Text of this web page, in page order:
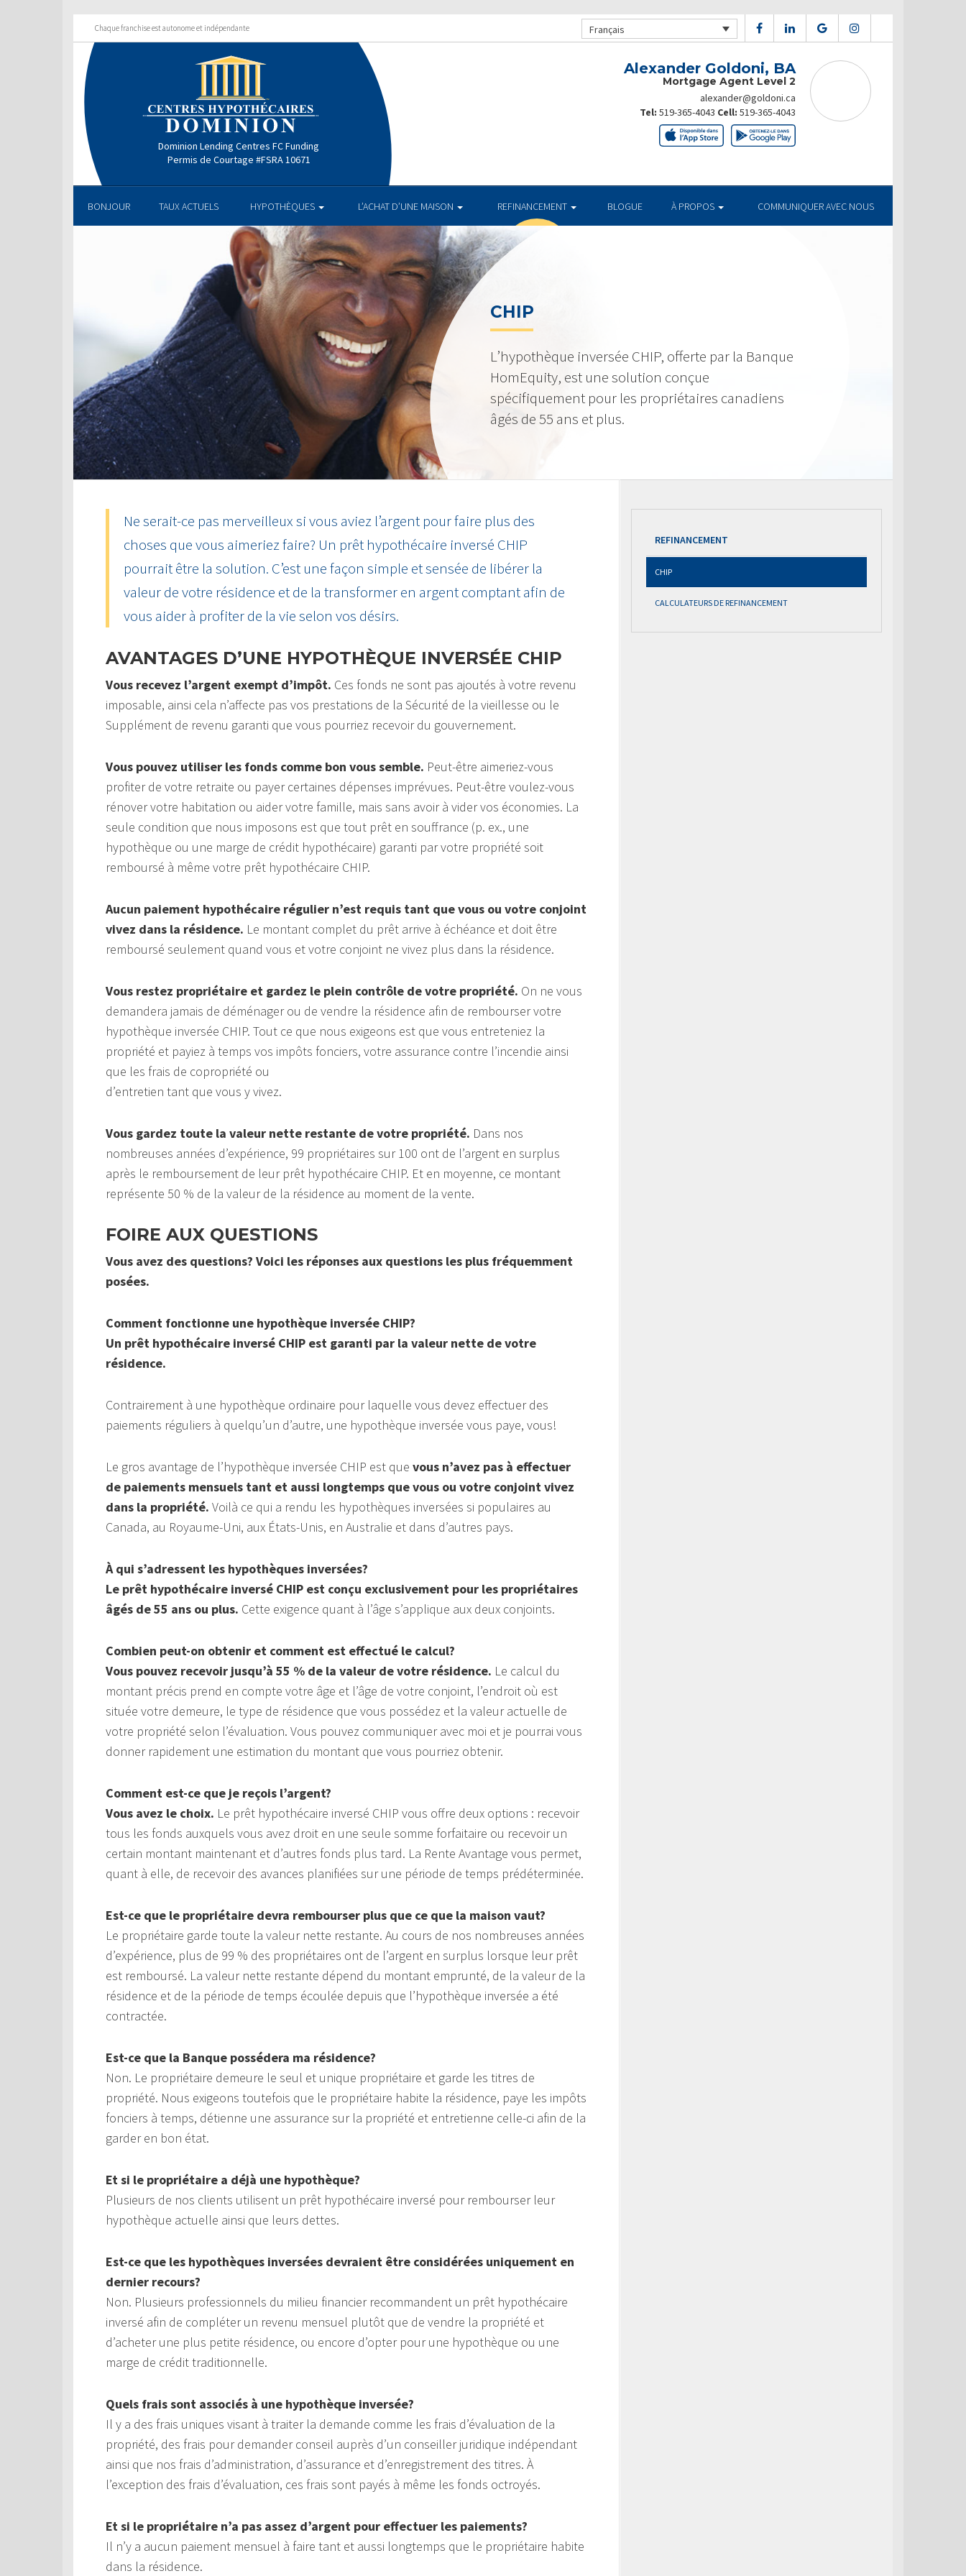
Chaque franchise est autonome et indépendante Français
Dominion Lending Centres FC Funding
Permis de Courtage #FSRA 10671
Alexander Goldoni, BA
Mortgage Agent Level 2
alexander@goldoni.ca
Tel: 519-365-4043 Cell: 519-365-4043
BONJOUR TAUX ACTUELS HYPOTHÈQUES L’ACHAT D’UNE MAISON REFINANCEMENT BLOGUE À PROPOS COMMUNIQUER AVEC NOUS
CHIP
L’hypothèque inversée CHIP, offerte par la Banque
HomEquity, est une solution conçue
spécifiquement pour les propriétaires canadiens
âgés de 55 ans et plus.
Ne serait-ce pas merveilleux si vous aviez l’argent pour faire plus des
choses que vous aimeriez faire? Un prêt hypothécaire inversé CHIP
pourrait être la solution. C’est une façon simple et sensée de libérer la
valeur de votre résidence et de la transformer en argent comptant afin de
vous aider à profiter de la vie selon vos désirs.
AVANTAGES D’UNE HYPOTHÈQUE INVERSÉE CHIP
Vous recevez l’argent exempt d’impôt. Ces fonds ne sont pas ajoutés à votre revenu
imposable, ainsi cela n’affecte pas vos prestations de la Sécurité de la vieillesse ou le
Supplément de revenu garanti que vous pourriez recevoir du gouvernement.
Vous pouvez utiliser les fonds comme bon vous semble. Peut-être aimeriez-vous
profiter de votre retraite ou payer certaines dépenses imprévues. Peut-être voulez-vous
rénover votre habitation ou aider votre famille, mais sans avoir à vider vos économies. La
seule condition que nous imposons est que tout prêt en souffrance (p. ex., une
hypothèque ou une marge de crédit hypothécaire) garanti par votre propriété soit
remboursé à même votre prêt hypothécaire CHIP.
Aucun paiement hypothécaire régulier n’est requis tant que vous ou votre conjoint
vivez dans la résidence. Le montant complet du prêt arrive à échéance et doit être
remboursé seulement quand vous et votre conjoint ne vivez plus dans la résidence.
Vous restez propriétaire et gardez le plein contrôle de votre propriété. On ne vous
demandera jamais de déménager ou de vendre la résidence afin de rembourser votre
hypothèque inversée CHIP. Tout ce que nous exigeons est que vous entreteniez la
propriété et payiez à temps vos impôts fonciers, votre assurance contre l’incendie ainsi
que les frais de copropriété ou
d’entretien tant que vous y vivez.
Vous gardez toute la valeur nette restante de votre propriété. Dans nos
nombreuses années d’expérience, 99 propriétaires sur 100 ont de l’argent en surplus
après le remboursement de leur prêt hypothécaire CHIP. Et en moyenne, ce montant
représente 50 % de la valeur de la résidence au moment de la vente.
FOIRE AUX QUESTIONS
Vous avez des questions? Voici les réponses aux questions les plus fréquemment
posées.
Comment fonctionne une hypothèque inversée CHIP?
Un prêt hypothécaire inversé CHIP est garanti par la valeur nette de votre
résidence.
Contrairement à une hypothèque ordinaire pour laquelle vous devez effectuer des
paiements réguliers à quelqu’un d’autre, une hypothèque inversée vous paye, vous!
Le gros avantage de l’hypothèque inversée CHIP est que vous n’avez pas à effectuer
de paiements mensuels tant et aussi longtemps que vous ou votre conjoint vivez
dans la propriété. Voilà ce qui a rendu les hypothèques inversées si populaires au
Canada, au Royaume-Uni, aux États-Unis, en Australie et dans d’autres pays.
À qui s’adressent les hypothèques inversées?
Le prêt hypothécaire inversé CHIP est conçu exclusivement pour les propriétaires
âgés de 55 ans ou plus. Cette exigence quant à l’âge s’applique aux deux conjoints.
Combien peut-on obtenir et comment est effectué le calcul?
Vous pouvez recevoir jusqu’à 55 % de la valeur de votre résidence. Le calcul du
montant précis prend en compte votre âge et l’âge de votre conjoint, l’endroit où est
située votre demeure, le type de résidence que vous possédez et la valeur actuelle de
votre propriété selon l’évaluation. Vous pouvez communiquer avec moi et je pourrai vous
donner rapidement une estimation du montant que vous pourriez obtenir.
Comment est-ce que je reçois l’argent?
Vous avez le choix. Le prêt hypothécaire inversé CHIP vous offre deux options : recevoir
tous les fonds auxquels vous avez droit en une seule somme forfaitaire ou recevoir un
certain montant maintenant et d’autres fonds plus tard. La Rente Avantage vous permet,
quant à elle, de recevoir des avances planifiées sur une période de temps prédéterminée.
Est-ce que le propriétaire devra rembourser plus que ce que la maison vaut?
Le propriétaire garde toute la valeur nette restante. Au cours de nos nombreuses années
d’expérience, plus de 99 % des propriétaires ont de l’argent en surplus lorsque leur prêt
est remboursé. La valeur nette restante dépend du montant emprunté, de la valeur de la
résidence et de la période de temps écoulée depuis que l’hypothèque inversée a été
contractée.
Est-ce que la Banque possédera ma résidence?
Non. Le propriétaire demeure le seul et unique propriétaire et garde les titres de
propriété. Nous exigeons toutefois que le propriétaire habite la résidence, paye les impôts
fonciers à temps, détienne une assurance sur la propriété et entretienne celle-ci afin de la
garder en bon état.
Et si le propriétaire a déjà une hypothèque?
Plusieurs de nos clients utilisent un prêt hypothécaire inversé pour rembourser leur
hypothèque actuelle ainsi que leurs dettes.
Est-ce que les hypothèques inversées devraient être considérées uniquement en
dernier recours?
Non. Plusieurs professionnels du milieu financier recommandent un prêt hypothécaire
inversé afin de compléter un revenu mensuel plutôt que de vendre la propriété et
d’acheter une plus petite résidence, ou encore d’opter pour une hypothèque ou une
marge de crédit traditionnelle.
Quels frais sont associés à une hypothèque inversée?
Il y a des frais uniques visant à traiter la demande comme les frais d’évaluation de la
propriété, des frais pour demander conseil auprès d’un conseiller juridique indépendant
ainsi que nos frais d’administration, d’assurance et d’enregistrement des titres. À
l’exception des frais d’évaluation, ces frais sont payés à même les fonds octroyés.
Et si le propriétaire n’a pas assez d’argent pour effectuer les paiements?
Il n’y a aucun paiement mensuel à faire tant et aussi longtemps que le propriétaire habite
dans la résidence.
REFINANCEMENT
CHIP
CALCULATEURS DE REFINANCEMENT